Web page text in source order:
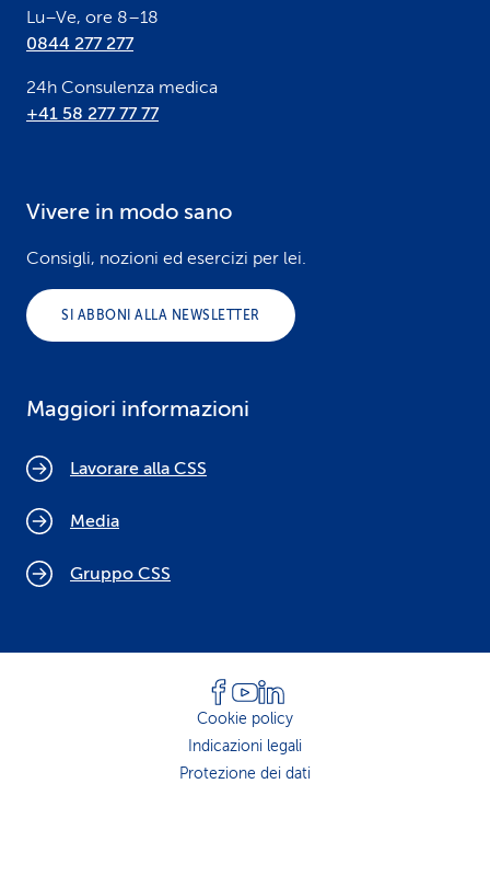
Lu–Ve, ore 8–18
0844 277 277
24h Consulenza medica
+41 58 277 77 77
Vivere in modo sano
Consigli, nozioni ed esercizi per lei.
SI ABBONI ALLA NEWSLETTER
Maggiori informazioni
Lavorare alla CSS
Media
Gruppo CSS
Cookie policy
Indicazioni legali
Protezione dei dati